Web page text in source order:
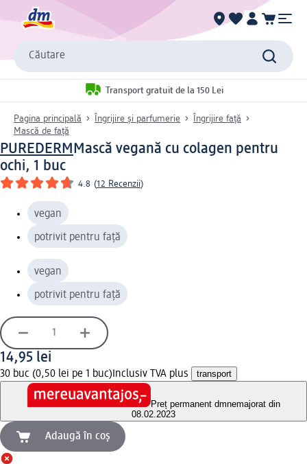
Căutare
Transport gratuit de la 150 Lei
Pagina principală Îngrijire și parfumerie
Îngrijire față
Mască de față
PUREDERMMască vegană cu colagen pentru
ochi, 1 buc
4.8 (12 Recenzii)
vegan
potrivit pentru față
vegan
potrivit pentru față
14,95 lei
30 buc (0,50 lei pe 1 buc) Inclusiv TVA plus transport
Preț permanent dmnemajorat din
08.02.2023
Adaugă în coș